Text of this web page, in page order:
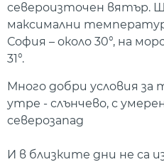
североизточен вятър.
максимални
София – около 30°, на
31°.
Много добри условия за
утре - слънчево, с
северозапад
И в близките дни не са